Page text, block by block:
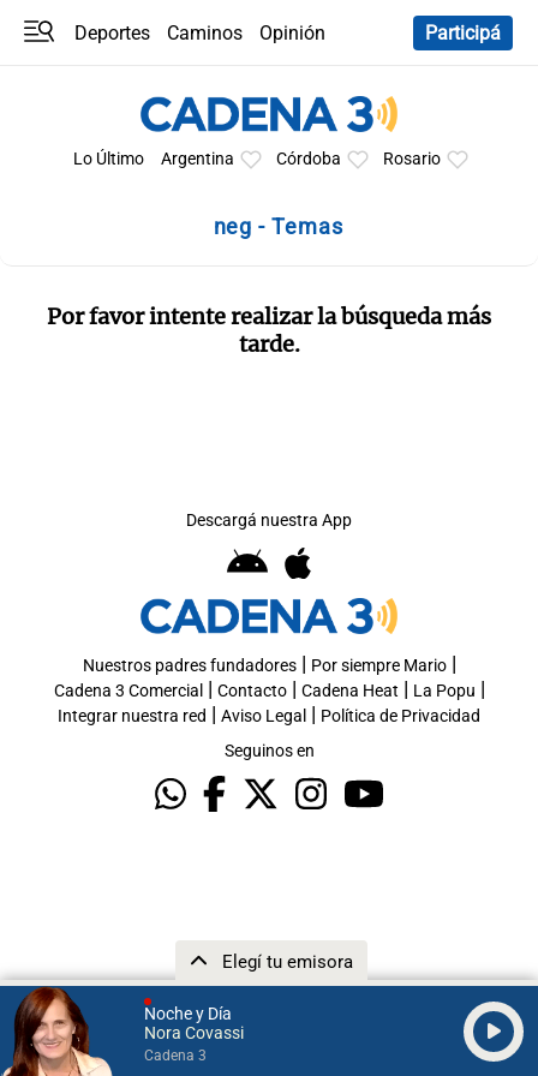
Noche y Día
Nora Covassi
Cadena 3
Elegí tu emisora
Deportes Caminos
Opinión
Participá
Lo Último Argentina Córdoba Rosario
neg - Temas
Por favor intente realizar la búsqueda más
tarde.
Descargá nuestra App
Nuestros padres fundadores| Por siempre Mario|
Cadena 3 Comercial | Contacto| Cadena Heat | La Popu |
Integrar nuestra red | Aviso Legal | Política de Privacidad
Seguinos en